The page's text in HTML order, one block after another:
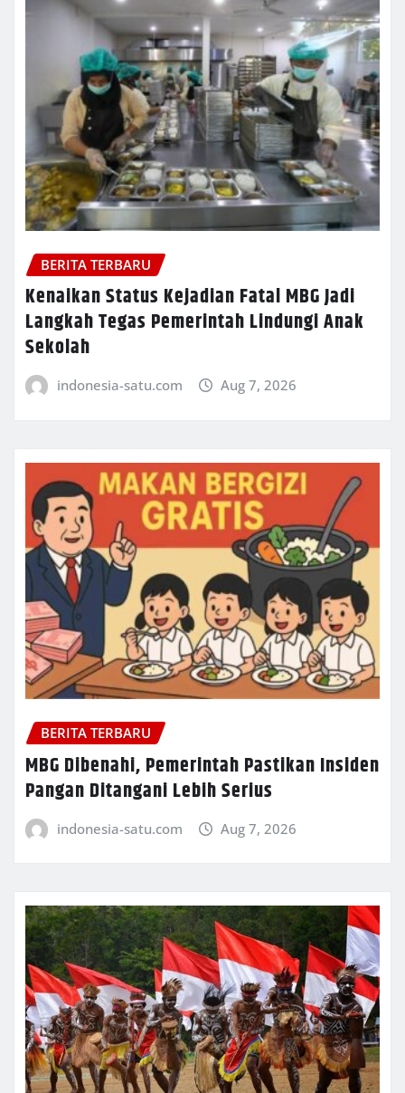
BERITA TERBARU
Kenaikan Status Kejadian Fatal MBG Jadi
Langkah Tegas Pemerintah Lindungi Anak
Sekolah
indonesia-satu.com Aug 7, 2026
BERITA TERBARU
MBG Dibenahi, Pemerintah Pastikan Insiden
Pangan Ditangani Lebih Serius
indonesia-satu.com Aug 7, 2026